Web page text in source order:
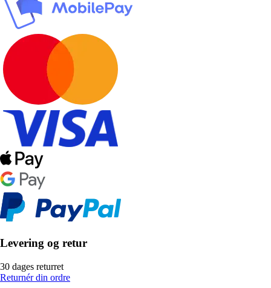
Levering og retur
30 dages returret
Returnér din ordre